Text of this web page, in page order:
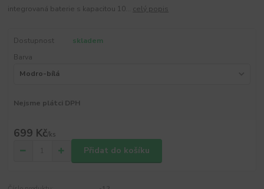
integrovaná baterie s kapacitou 10... celý popis
Dostupnost
skladem
Barva
Nejsme plátci DPH
699 Kč/ks
Přidat do košíku